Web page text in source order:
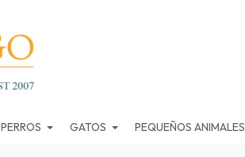
PERROS GATOS PEQUEÑOS ANIMALES